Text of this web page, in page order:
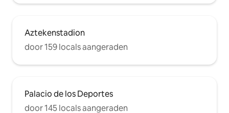
Aztekenstadion
door 159 locals aangeraden
Palacio de los Deportes
door 145 locals aangeraden